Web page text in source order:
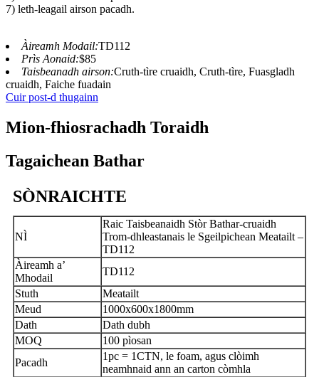
7) leth-leagail airson pacadh.
Àireamh Modail:TD112
Prìs Aonaid:$85
Taisbeanadh airson:Cruth-tìre cruaidh, Cruth-tìre, Fuasgladh
cruaidh, Faiche fuadain
Cuir post-d thugainn
Mion-fhiosrachadh Toraidh
Tagaichean Bathar
SÒNRAICHTE
NÌ
Raic Taisbeanaidh Stòr Bathar-cruaidh
Trom-dhleastanais le Sgeilpichean Meatailt –
TD112
Àireamh a’
Mhodail
TD112
Stuth
Meatailt
Meud
1000x600x1800mm
Dath
Dath dubh
MOQ
100 pìosan
Pacadh
1pc = 1CTN, le foam, agus clòimh
neamhnaid ann an carton còmhla